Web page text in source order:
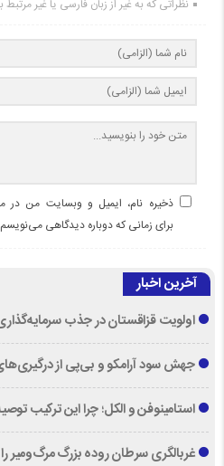
نظراتی که به غیر از زبان فارسی یا غیر
ذخیره نام، ایمیل و وبسایت من در
برای زمانی که دوباره دیدگاهی
آخرین اخبار
اولویت قزاقستان در جذب
جهش سود آرامکو و بی‌پی از
استامینوفن و الکل؛ چرا این ترکیب
غربالگری سرطان روده بزرگ مرگ‌ومیر را تا ۵۰ درصد کاهش